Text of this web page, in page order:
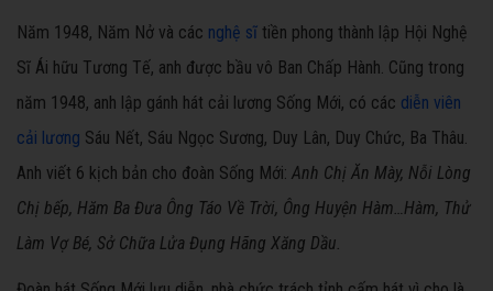
Năm 1948, Năm Nở và các nghệ sĩ tiền phong thành lập Hội Nghệ
Sĩ Ái hữu Tương Tế, anh được bầu vô Ban Chấp Hành. Cũng trong
năm 1948, anh lập gánh hát cải lương Sống Mới, có các diễn viên
cải lương Sáu Nết, Sáu Ngọc Sương, Duy Lân, Duy Chức, Ba Thâu.
Anh viết 6 kịch bản cho đoàn Sống Mới: Anh Chị Ăn Mày, Nỗi Lòng
Chị bếp, Hăm Ba Đưa Ông Táo Về Trời, Ông Huyện Hàm…Hàm, Thử
Làm Vợ Bé, Sở Chữa Lửa Đụng Hãng Xăng Dầu.